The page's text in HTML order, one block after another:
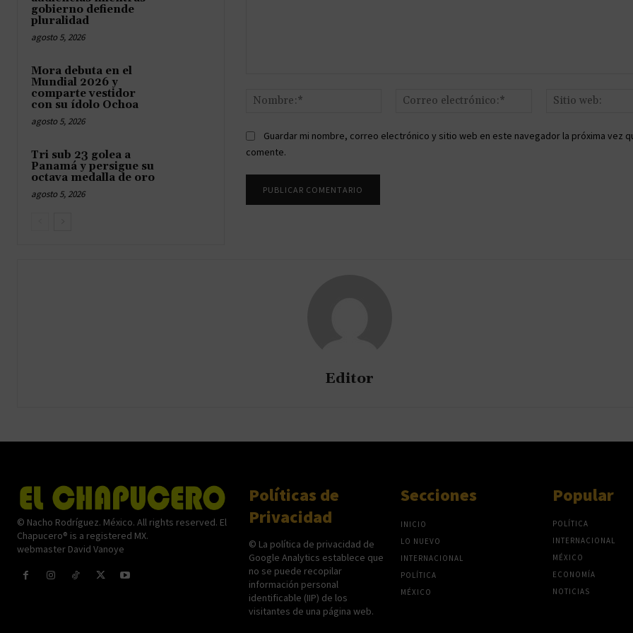
gobierno defiende
pluralidad
agosto 5, 2026
Mora debuta en el
Mundial 2026 y
comparte vestidor
con su ídolo Ochoa
agosto 5, 2026
Tri sub 23 golea a
Panamá y persigue su
octava medalla de oro
agosto 5, 2026
Nombre:*
Correo
Guardar mi nombre, correo electrónico y sitio web en este navegador la próxima vez
comente.
Editor
© Nacho Rodríguez. México. All rights reserved. El
Chapucero® is a registered MX.
webmaster David Vanoye
Políticas de
Privacidad
© La política de privacidad de
Google Analytics establece que
no se puede recopilar
información personal
identificable (IIP) de los
visitantes de una página web.
Secciones
INICIO
LO NUEVO
INTERNACIONAL
POLÍTICA
MÉXICO
Popular
POLÍTICA
INTERNACIONAL
MÉXICO
ECONOMÍA
NOTICIAS